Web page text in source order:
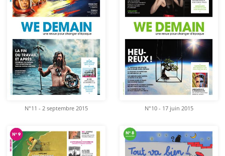
N°11 - 2 septembre 2015 N°10 - 17 juin 2015